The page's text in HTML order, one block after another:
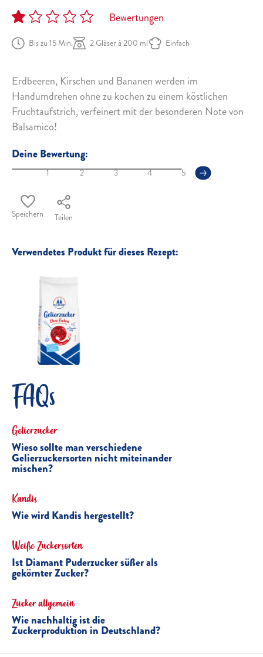
Bewertungen
Bis zu 15 Min. 2 Gläser à 200 ml Einfach
Erdbeeren, Kirschen und Bananen werden im
Handumdrehen ohne zu kochen zu einem köstlichen
Fruchtaufstrich, verfeinert mit der besonderen Note von
Balsamico!
Deine Bewertung:
1 2 3 4 5
Speichern Teilen
Verwendetes Produkt für dieses Rezept:
FAQs
Gelierzucker
Wieso sollte man verschiedene
Gelierzuckersorten nicht miteinander
mischen?
Kandis
Wie wird Kandis hergestellt?
Weiße Zuckersorten
Ist Diamant Puderzucker süßer als
gekörnter Zucker?
Zucker allgemein
Wie nachhaltig ist die
Zuckerproduktion in Deutschland?